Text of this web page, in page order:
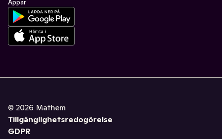
Appar
© 2026 Mathem
Tillgänglighetsredogörelse
GDPR